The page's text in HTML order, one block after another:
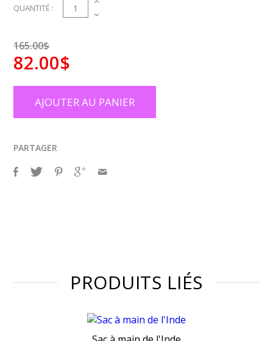
QUANTITÉ : 1
165.00$
82.00$
AJOUTER AU PANIER
PARTAGER
PRODUITS LIÉS